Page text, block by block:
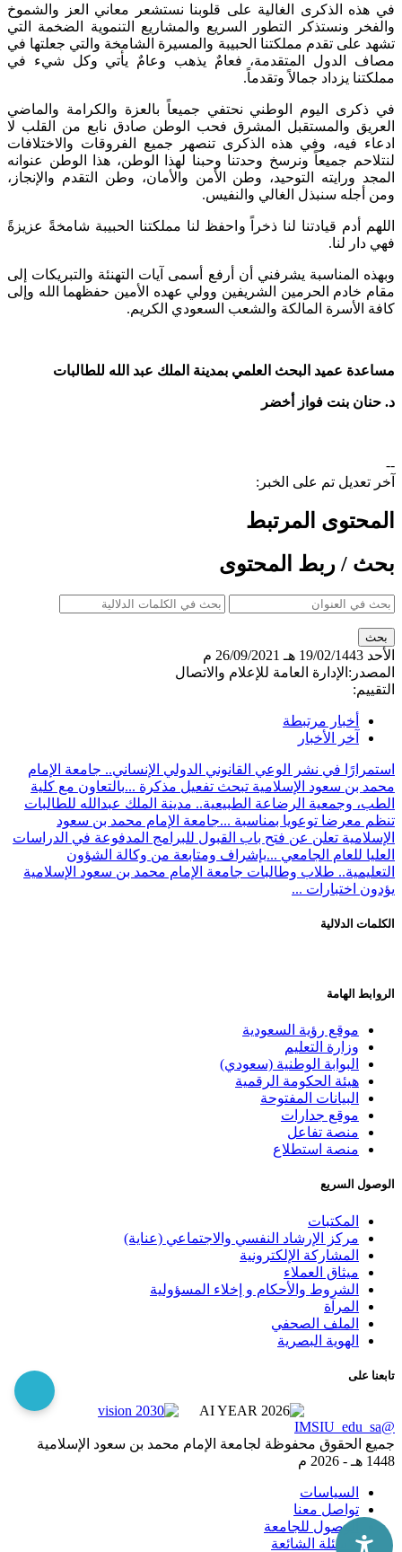
في هذه الذكرى الغالية على قلوبنا نستشعر معاني العز والشموخ
والفخر ونستذكر التطور السريع والمشاريع التنموية الضخمة التي
تشهد على تقدم مملكتنا الحبيبة والمسيرة الشامخة والتي جعلتها في
مصاف الدول المتقدمة، فعامٌ يذهب وعامٌ يأتي وكل شيء في
مملكتنا يزداد جمالاً وتقدماً.
في ذكرى اليوم الوطني نحتفي جميعاً بالعزة والكرامة والماضي
العريق والمستقبل المشرق فحب الوطن صادق نابع من القلب لا
ادعاء فيه، وفي هذه الذكرى تنصهر جميع الفروقات والاختلافات
لنتلاحم جميعاً ونرسخ وحدتنا وحبنا لهذا الوطن، هذا الوطن عنوانه
المجد ورايته التوحيد، وطن الأمن والأمان، وطن التقدم والإنجاز،
ومن أجله سنبذل الغالي والنفيس.
اللهم أدم قيادتنا لنا ذخراً واحفظ لنا مملكتنا الحبيبة شامخةً عزيزةً
فهي دار لنا.
وبهذه المناسبة يشرفني أن أرفع أسمى آيات التهنئة والتبريكات إلى
مقام خادم الحرمين الشريفين وولي عهده الأمين حفظهما الله وإلى
كافة الأسرة المالكة والشعب السعودي الكريم.
مساعدة عميد البحث العلمي بمدينة الملك عبد الله للطالبات
د. حنان بنت فواز أخضر​
--
آخر تعديل تم على الخبر:
المحتوى المرتبط
بحث / ربط المحتوى
الأحد 19/02/1443 هـ
26/09/2021 م
المصدر: الإدارة العامة للإعلام والاتصال
التقييم:
أخبار مرتبطة
آخر الأخبار
استمرارًا في نشر الوعي القانوني الدولي الإنساني.. جامعة الإمام
محمد بن سعود الإسلامية تبحث تفعيل مذكرة ...بالتعاون مع كلية
الطب، وجمعية الرضاعة الطبيعية.. مدينة الملك عبدالله للطالبات
تنظم معرضا توعويا بمناسبة ...جامعة الإمام محمد بن سعود
الإسلامية تعلن عن فتح باب القبول للبرامج المدفوعة في الدراسات
العليا للعام الجامعي ...بإشراف ومتابعة من وكالة الشؤون
التعليمية.. طلاب وطالبات جامعة الإمام محمد بن سعود الإسلامية
يؤدون اختبارات ...
الكلمات الدلالية
الروابط الهامة
موقع رؤية السعودية
وزارة التعليم
البوابة الوطنية (سعودي)
هيئة الحكومة الرقمية
البيانات المفتوحة
موقع جدارات
منصة تفاعل
منصة استطلاع
الوصول السريع
المكتبات
مركز الإرشاد النفسي والاجتماعي (عناية)
المشاركة الإلكترونية
ميثاق العملاء
الشروط والأحكام و إخلاء المسؤولية
المرآة
الملف الصحفي
الهوية البصرية
تابعنا على
@IMSIU_edu_sa
جميع الحقوق محفوظة لجامعة الإمام محمد بن سعود الإسلامية
1448 هـ -
2026 م
السياسات
تواصل معنا
الوصول للجامعة
الاسئلة الشائعة